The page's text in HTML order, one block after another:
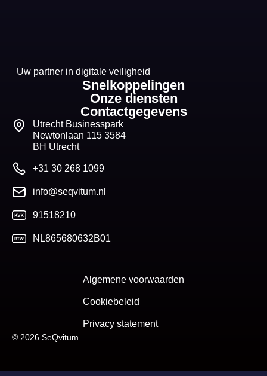
Uw partner in digitale veiligheid
Snelkoppelingen
Onze diensten
Contactgegevens
Utrecht Businesspark
Newtonlaan 115 3584
BH Utrecht
+31 30 268 1099
info@seqvitum.nl
91518210
NL865680632B01
© 2026 SeQvitum
Algemene voorwaarden
Cookiebeleid
Privacy statement